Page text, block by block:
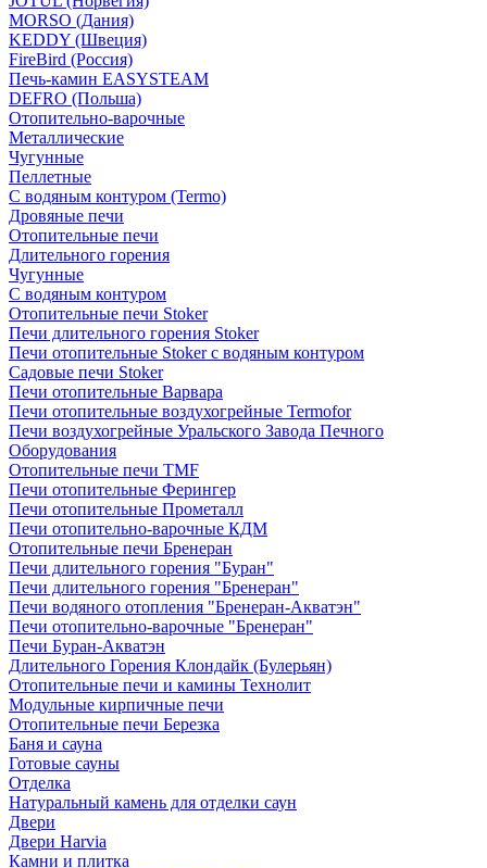
MORSO (Дания)
KEDDY (Швеция)
FireBird (Россия)
Печь-камин EASYSTEAM
DEFRO (Польша)
Отопительно-варочные
Металлические
Чугунные
Пеллетные
С водяным контуром (Termo)
Дровяные печи
Отопительные печи
Длительного горения
Чугунные
C водяным контуром
Отопительные печи Stoker
Печи длительного горения Stoker
Печи отопительные Stoker с водяным контуром
Садовые печи Stoker
Печи отопительные Варвара
Печи отопительные воздухогрейные Termofor
Печи воздухогрейные Уральского Завода Печного
Оборудования
Отопительные печи TMF
Печи отопительные Ферингер
Печи отопительные Прометалл
Печи отопительно-варочные КДМ
Отопительные печи Бренеран
Печи длительного горения "Буран"
Печи длительного горения "Бренеран"
Печи водяного отопления "Бренеран-Акватэн"
Печи отопительно-варочные "Бренеран"
Печи Буран-Акватэн
Длительного Горения Клондайк (Булерьян)
Отопительные печи и камины Технолит
Модульные кирпичные печи
Отопительные печи Березка
Баня и сауна
Готовые сауны
Отделка
Натуральный камень для отделки саун
Двери
Двери Harvia
Камни и плитка